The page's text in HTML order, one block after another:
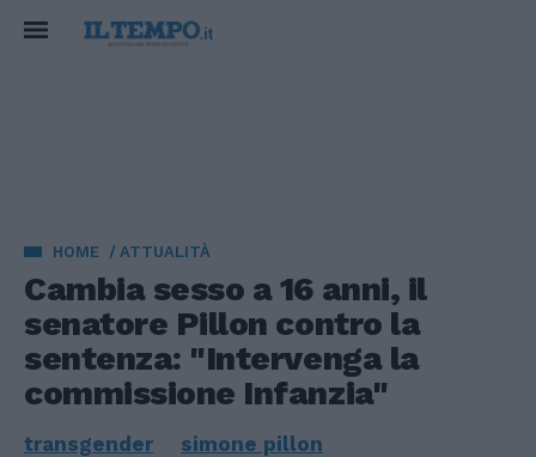
HOME ATTUALITÀ
Cambia sesso a 16 anni, il
senatore Pillon contro la
sentenza: "Intervenga la
commissione Infanzia"
transgender simone pillon